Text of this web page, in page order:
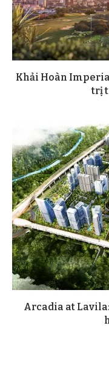
Khải Hoàn
trị
Arcadia at